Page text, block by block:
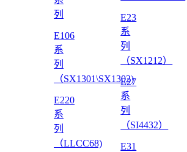
列
E106
系
列
（SX1301\SX1302)
E220
系
列
（LLCC68)
E23
系
列
（SX1212）
E27
系
列
（SI4432）
E31